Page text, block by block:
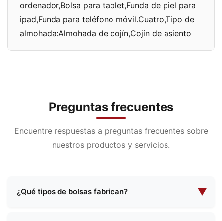
ordenador,Bolsa para tablet,Funda de piel para
ipad,Funda para teléfono móvil.Cuatro,Tipo de
almohada:Almohada de cojín,Cojín de asiento
Preguntas frecuentes
Encuentre respuestas a preguntas frecuentes sobre
nuestros productos y servicios.
¿Qué tipos de bolsas fabrican? ▼